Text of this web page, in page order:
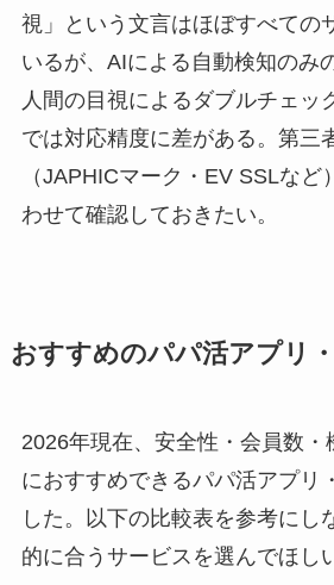
視」という文言はほぼすべての
いるが、AIによる自動検知のみ
人間の目視によるダブルチェッ
では対応精度に差がある。第三
（JAPHICマーク・EV SSLなど
わせて確認しておきたい。
おすすめのパパ活アプリ
2026年現在、安全性・会員数・
におすすめできるパパ活アプリ
した。以下の比較表を参考にし
的に合うサービスを選んでほし